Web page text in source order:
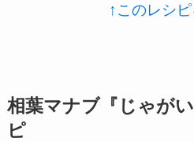
↑このレシ
相葉マナブ『じゃが
ピ